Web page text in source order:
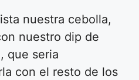
nuestra cebolla,
nuestro dip de
que seria
con el resto de los